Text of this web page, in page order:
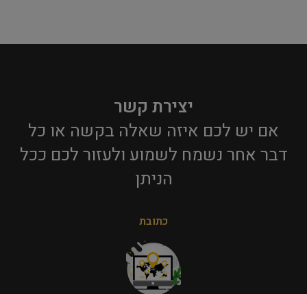
יצירת קשר
אם יש לכם איזה שאלה בקשה או כל
דבר אחר נשמח לשמוע ולעזור לכם ככל
הניתן​
כתובת